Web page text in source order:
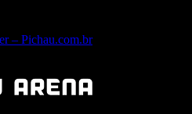
– Pichau.com.br